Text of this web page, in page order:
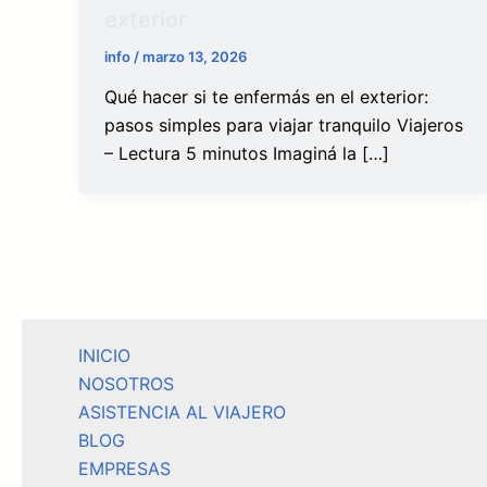
info /marzo 13, 2026
Qué hacer si te enfermás en el exterior:
pasos simples para viajar tranquilo Viajeros
– Lectura 5 minutos Imaginá la […]
INICIO
NOSOTROS
ASISTENCIA AL VIAJERO
BLOG
EMPRESAS